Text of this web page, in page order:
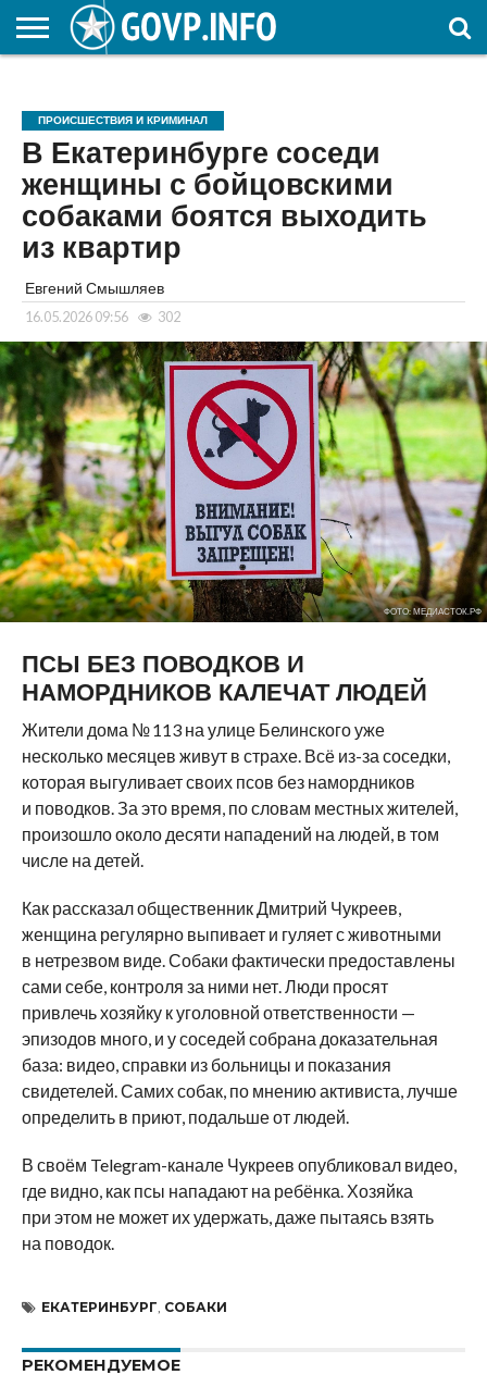
ОБРАЗОВАНИЕ
ПРОИСШЕСТВИЯ И КРИМИНАЛ
В Екатеринбурге соседи
женщины с бойцовскими
собаками боятся выходить
из квартир
Евгений Смышляев
16.05.2026 09:56 302
ФОТО: МЕДИАСТОК.РФ
ПСЫ БЕЗ ПОВОДКОВ И
НАМОРДНИКОВ КАЛЕЧАТ ЛЮДЕЙ
Жители дома № 113 на улице Белинского уже
несколько месяцев живут в страхе. Всё из-за соседки,
которая выгуливает своих псов без намордников
и поводков. За это время, по словам местных жителей,
произошло около десяти нападений на людей, в том
числе на детей.
Как рассказал общественник Дмитрий Чукреев,
женщина регулярно выпивает и гуляет с животными
в нетрезвом виде. Собаки фактически предоставлены
сами себе, контроля за ними нет. Люди просят
привлечь хозяйку к уголовной ответственности —
эпизодов много, и у соседей собрана доказательная
база: видео, справки из больницы и показания
свидетелей. Самих собак, по мнению активиста, лучше
определить в приют, подальше от людей.
В своём Telegram-канале Чукреев опубликовал видео,
где видно, как псы нападают на ребёнка. Хозяйка
при этом не может их удержать, даже пытаясь взять
на поводок.
ЕКАТЕРИНБУРГ СОБАКИ
РЕКОМЕНДУЕМОЕ